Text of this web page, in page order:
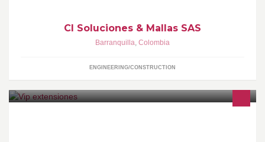
CI Soluciones & Mallas SAS
Barranquilla, Colombia
ENGINEERING/CONSTRUCTION